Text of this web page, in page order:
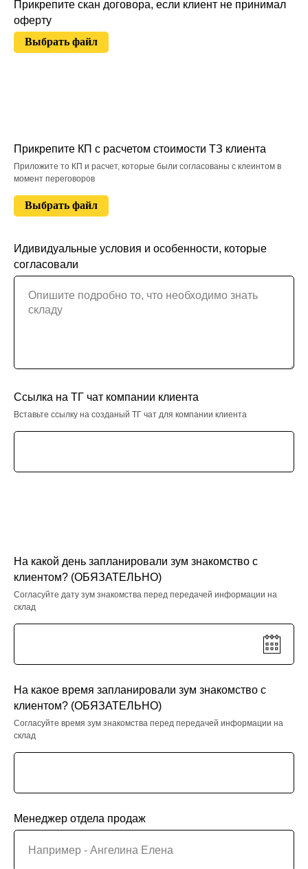
Прикрепите скан договора, если клиент не принимал
оферту
Выбрать файл
Прикрепите КП с расчетом стоимости ТЗ клиента
Приложите то КП и расчет, которые были согласованы с клеинтом в
момент переговоров
Выбрать файл
Идивидуальные условия и особенности, которые
согласовали
Ссылка на ТГ чат компании клиента
Вставьте ссылку на созданый ТГ чат для компании клиента
На какой день запланировали зум знакомство с
клиентом? (ОБЯЗАТЕЛЬНО)
Согласуйте дату зум знакомства перед передачей информации на
склад
На какое время запланировали зум знакомство с
клиентом? (ОБЯЗАТЕЛЬНО)
Согласуйте время зум знакомства перед передачей информации на
склад
Менеджер отдела продаж